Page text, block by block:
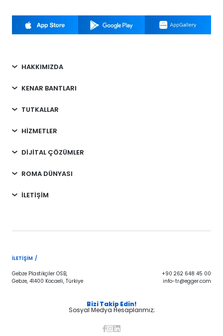
HAKKIMIZDA
KENAR BANTLARI
TUTKALLAR
HİZMETLER
DİJİTAL ÇÖZÜMLER
ROMA DÜNYASI
İLETİŞİM
İLETIŞIM /
Gebze Plastikçiler OSB,
Gebze, 41400 Kocaeli, Türkiye
+90 262 648 45 00
info-tr@egger.com
Bizi Takip Edin!
Sosyal Medya Hesaplarımız;